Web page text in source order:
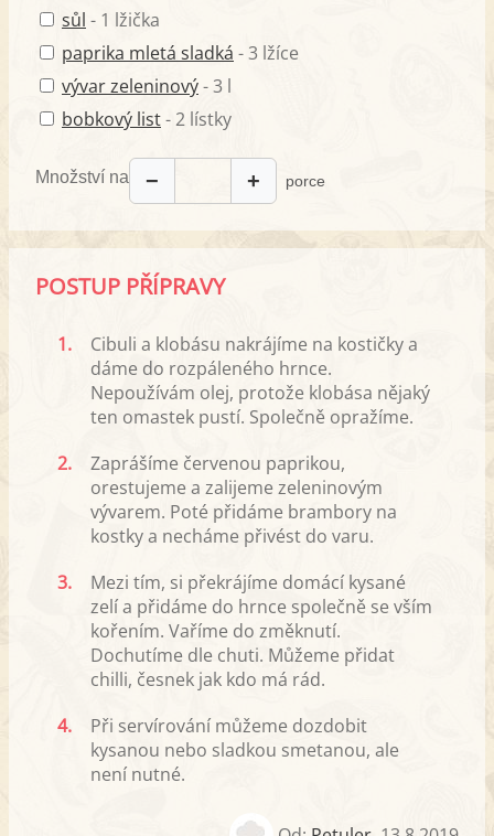
sůl - 1 lžička
paprika mletá sladká - 3 lžíce
vývar zeleninový- 3 l
bobkový list- 2 lístky
Množství na − + porce
POSTUP PŘÍPRAVY
1.
Cibuli a klobásu nakrájíme na kostičky a
dáme do rozpáleného hrnce.
Nepoužívám olej, protože klobása nějaký
ten omastek pustí. Společně opražíme.
2.
Zaprášíme červenou paprikou,
orestujeme a zalijeme zeleninovým
vývarem. Poté přidáme brambory na
kostky a necháme přivést do varu.
3.
Mezi tím, si překrájíme domácí kysané
zelí a přidáme do hrnce společně se vším
kořením. Vaříme do změknutí.
Dochutíme dle chuti. Můžeme přidat
chilli, česnek jak kdo má rád.
4.
Při servírování můžeme dozdobit
kysanou nebo sladkou smetanou, ale
není nutné.